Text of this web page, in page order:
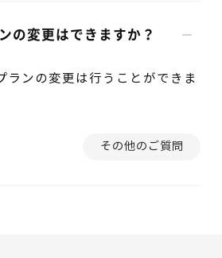
の変更はできますか？
ランの変更は行うことができま
その他のご質問